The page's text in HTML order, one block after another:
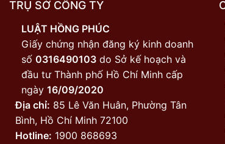
TRỤ SỞ CÔNG TY
LUẬT HỒNG PHÚC
Giấy chứng nhận đăng ký kinh doanh
số 0316490103 do Sở kế hoạch và
đầu tư Thành phố Hồ Chí Minh cấp
ngày 16/09/2020
Địa chỉ: 85 Lê Văn Huân, Phường Tân
Bình, Hồ Chí Minh 72100
Hotline: 1900 868693